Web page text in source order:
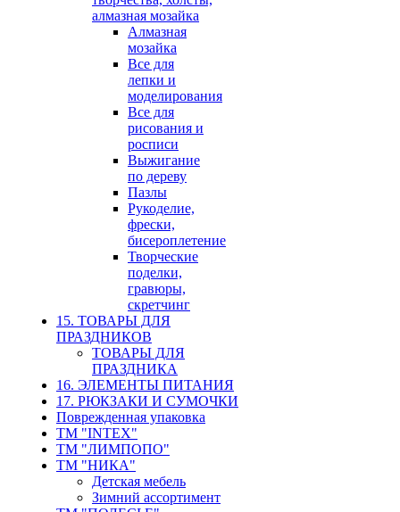
алмазная мозайка
Алмазная
мозайка
Все для
лепки и
моделирования
Все для
рисования и
росписи
Выжигание
по дереву
Пазлы
Рукоделие,
фрески,
бисероплетение
Творческие
поделки,
гравюры,
скретчинг
15. ТОВАРЫ ДЛЯ
ПРАЗДНИКОВ
ТОВАРЫ ДЛЯ
ПРАЗДНИКА
16. ЭЛЕМЕНТЫ ПИТАНИЯ
17. РЮКЗАКИ И СУМОЧКИ
Поврежденная упаковка
ТМ "INTEX"
ТМ "ЛИМПОПО"
ТМ "НИКА"
Детская мебель
Зимний ассортимент